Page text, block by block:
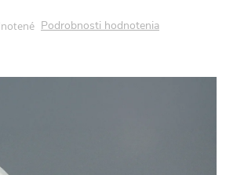
Podrobnosti hodnotenia